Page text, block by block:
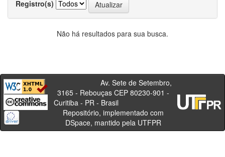
Registro(s)
Não há resultados para sua busca.
Av. Sete de Setembro,
3165 - Rebouças CEP 80230-901 -
Curitiba - PR - Brasil
Repositório, implementado com
DSpace, mantido pela UTFPR